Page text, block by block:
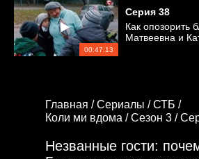
00:47:13
Серия 38
Как опозорить
Матвеевна и
Главная /Сериалы /СТБ /
Коли ми вдома /Сезон 3 /
Незванные гости: